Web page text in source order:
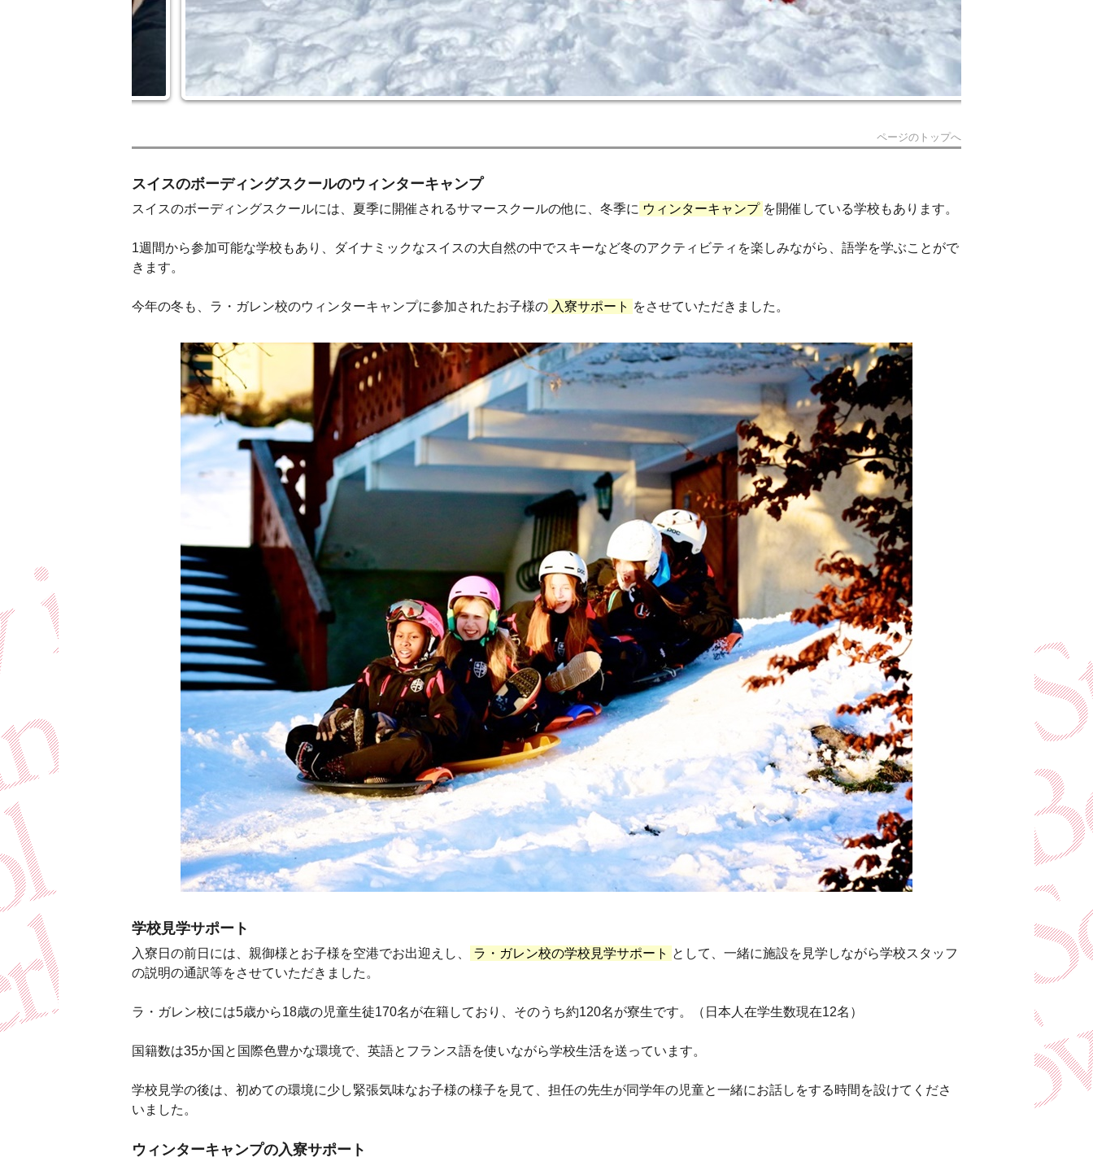
ページのトップへ
スイスのボーディングスクールのウィンターキャンプ
スイスのボーディングスクールには、夏季に開催されるサマースクールの他に、冬季に ウィンターキャンプ を開催している学校もあります。
1週間から参加可能な学校もあり、ダイナミックなスイスの大自然の中でスキーなど冬のアクティビティを楽しみながら、語学を学ぶことがで
きます。
今年の冬も、ラ・ガレン校のウィンターキャンプに参加されたお子様の 入寮サポート をさせていただきました。
学校見学サポート
入寮日の前日には、親御様とお子様を空港でお出迎えし、 ラ・ガレン校の学校見学サポート として、一緒に施設を見学しながら学校スタッフ
の説明の通訳等をさせていただきました。
ラ・ガレン校には5歳から18歳の児童生徒170名が在籍しており、そのうち約120名が寮生です。（日本人在学生数現在12名）
国籍数は35か国と国際色豊かな環境で、英語とフランス語を使いながら学校生活を送っています。
学校見学の後は、初めての環境に少し緊張気味なお子様の様子を見て、担任の先生が同学年の児童と一緒にお話しをする時間を設けてくださ
いました。
ウィンターキャンプの入寮サポート